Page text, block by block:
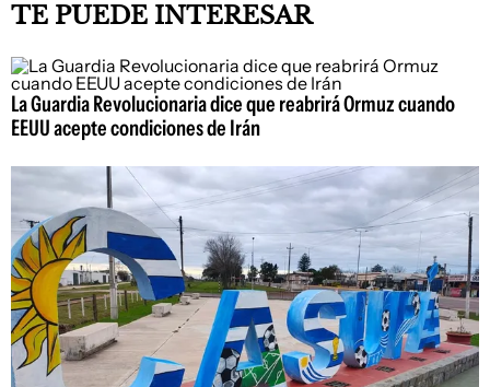
TE PUEDE INTERESAR
La Guardia Revolucionaria dice que reabrirá Ormuz cuando
EEUU acepte condiciones de Irán